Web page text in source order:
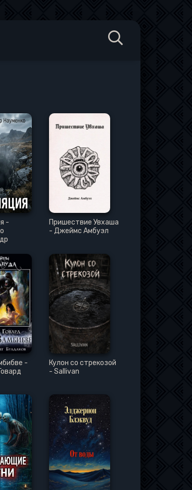
-
Пришествие Увхаша
- Джеймс Амбуэл
-
Кулон со стрекозой
- Sallivan